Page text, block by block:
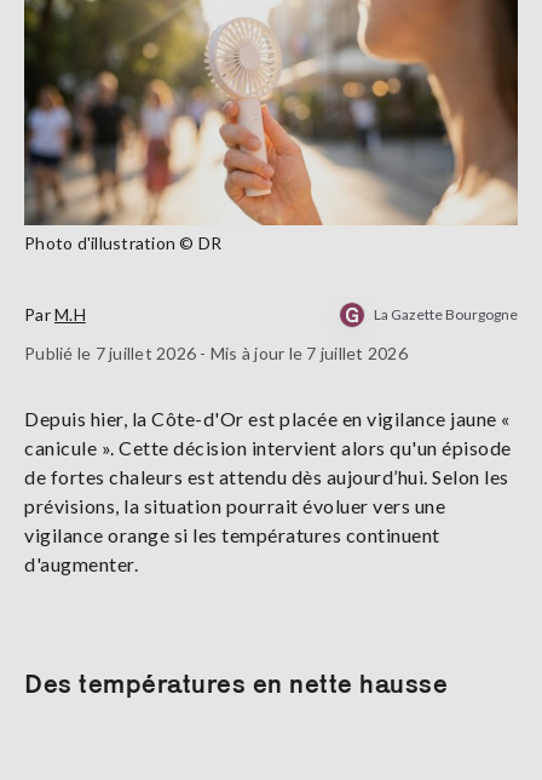
Photo d'illustration © DR
ParM.H La Gazette Bourgogne
Publié le 7 juillet 2026 - Mis à jour le 7 juillet 2026
Depuis hier, la Côte-d'Or est placée en vigilance jaune «
canicule ». Cette décision intervient alors qu'un épisode
de fortes chaleurs est attendu dès aujourd’hui. Selon les
prévisions, la situation pourrait évoluer vers une
vigilance orange si les températures continuent
d'augmenter.
Des températures en nette hausse